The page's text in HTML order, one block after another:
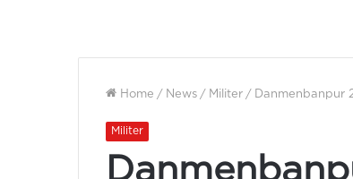
Home / News / Militer / Danmenbanpur
Militer